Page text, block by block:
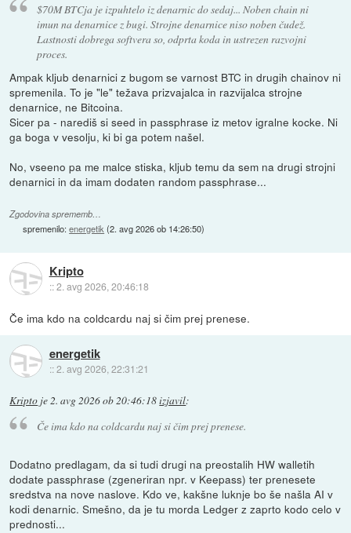
$70M BTCja je izpuhtelo iz denarnic do sedaj... Noben chain ni
imun na denarnice z bugi. Strojne denarnice niso noben čudež.
Lastnosti dobrega softvera so, odprta koda in ustrezen razvojni
proces.
Ampak kljub denarnici z bugom se varnost BTC in drugih chainov ni
spremenila. To je "le" težava prizvajalca in razvijalca strojne
denarnice, ne Bitcoina.
Sicer pa - narediš si seed in passphrase iz metov igralne kocke. Ni
ga boga v vesolju, ki bi ga potem našel.
No, vseeno pa me malce stiska, kljub temu da sem na drugi strojni
denarnici in da imam dodaten random passphrase...
Zgodovina sprememb…
spremenilo:energetik (2. avg 2026 ob 14:26:50)
Kripto
::2. avg 2026, 20:46:18
Če ima kdo na coldcardu naj si čim prej prenese.
energetik
::2. avg 2026, 22:31:21
Kripto je2. avg 2026 ob 20:46:18izjavil:
Če ima kdo na coldcardu naj si čim prej prenese.
Dodatno predlagam, da si tudi drugi na preostalih HW walletih
dodate passphrase (zgeneriran npr. v Keepass) ter prenesete
sredstva na nove naslove. Kdo ve, kakšne luknje bo še našla AI v
kodi denarnic. Smešno, da je tu morda Ledger z zaprto kodo celo v
prednosti...